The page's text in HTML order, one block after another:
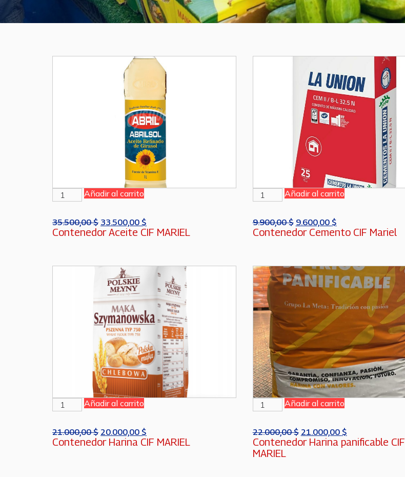
Añadir al carrito
35.500,00$ 33.500,00 $
Contenedor Aceite CIF MARIEL
Añadir al carrito
9.900,00$ 9.600,00 $
Contenedor Cemento CIF Mariel
Añadir al carrito
21.000,00$ 20.000,00 $
Contenedor Harina CIF MARIEL
Añadir al carrito
22.000,00$ 21.000,00 $
Contenedor Harina panificable CIF
MARIEL